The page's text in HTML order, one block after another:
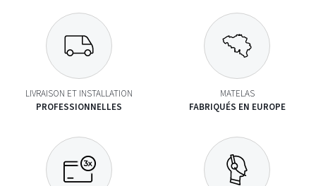
LIVRAISON ET INSTALLATION
PROFESSIONNELLES
MATELAS
FABRIQUÉS EN EUROPE